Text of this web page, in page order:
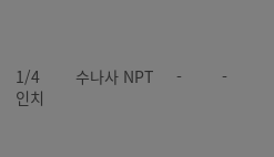
1/4
인치
수나사 NPT - -